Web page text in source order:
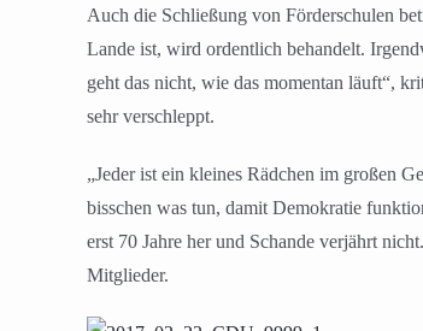
Auch die Schließung von Förderschulen
Lande ist, wird ordentlich behandelt.
geht das nicht, wie das momentan läuft“,
sehr verschleppt.
„Jeder ist ein kleines Rädchen im großen
bisschen was tun, damit Demokratie
erst 70 Jahre her und Schande verjährt
Mitglieder.